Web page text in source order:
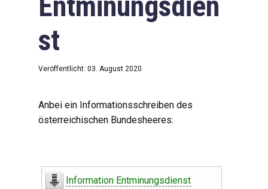
st
Veröffentlicht: 03. August 2020
Anbei ein Informationsschreiben des
österreichischen Bundesheeres:
Information Entminungsdienst